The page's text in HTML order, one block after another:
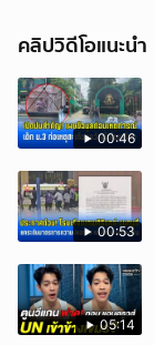
คลิปวิดีโอแนะนำ
00:46
00:53
05:14